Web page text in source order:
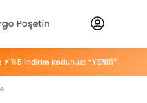
%5 indirim kodunuz: “YENI5”